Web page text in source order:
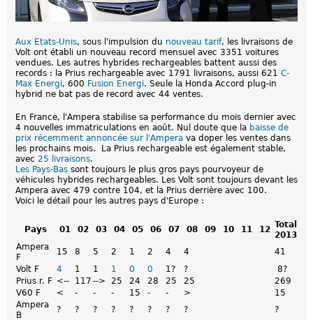
Aux Etats-Unis, sous l'impulsion du nouveau tarif, les livraisons de
Volt ont établi un nouveau record mensuel avec 3351 voitures
vendues. Les autres hybrides rechargeables battent aussi des
records : la Prius rechargeable avec 1791 livraisons, aussi 621 C-
Max Energi, 600 Fusion Energi. Seule la Honda Accord plug-in
hybrid ne bat pas de record avec 44 ventes.
En France, l'Ampera stabilise sa performance du mois dernier avec
4 nouvelles immatriculations en août. Nul doute que la baisse de
prix récemment annoncée sur l'Ampera va doper les ventes dans
les prochains mois. La Prius rechargeable est également stable,
avec 25 livraisons.
Les Pays-Bas sont toujours le plus gros pays pourvoyeur de
véhicules hybrides rechargeables. Les Volt sont toujours devant les
Ampera avec 479 contre 104, et la Prius derrière avec 100.
Voici le détail pour les autres pays d'Europe :
Pays 01 02 03 04 05 06 07 08 09 10 11 12 Total
2013
Ampera
F
15 8 5 2 1 2 4 4
41
Volt F
4 1 1 1 0 0 1? ?
8?
Prius r. F <-- 117 --> 25 24 28 25 25
269
V60 F
< - - - 15 - - >
15
Ampera
B
? ? ? ? ? ? ? ?
?